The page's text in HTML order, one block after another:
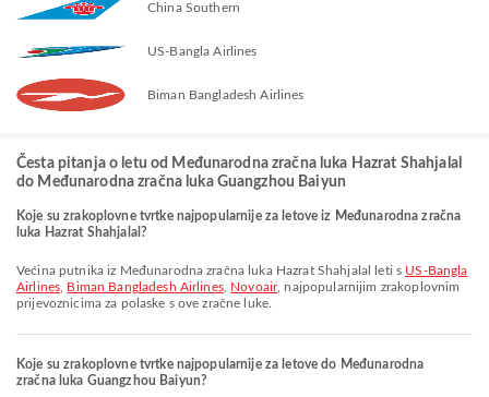
China Southern
US-Bangla Airlines
Biman Bangladesh Airlines
Česta pitanja o letu od Međunarodna zračna luka Hazrat Shahjalal
do Međunarodna zračna luka Guangzhou Baiyun
Koje su zrakoplovne tvrtke najpopularnije za letove iz Međunarodna zračna
luka Hazrat Shahjalal?
Većina putnika iz Međunarodna zračna luka Hazrat Shahjalal leti s US-Bangla
Airlines Biman Bangladesh Airlines, Novoair, najpopularnijim zrakoplovnim
prijevoznicima za polaske s ove zračne luke.
Koje su zrakoplovne tvrtke najpopularnije za letove do Međunarodna
zračna luka Guangzhou Baiyun?